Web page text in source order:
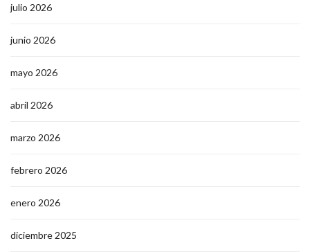
julio 2026
junio 2026
mayo 2026
abril 2026
marzo 2026
febrero 2026
enero 2026
diciembre 2025